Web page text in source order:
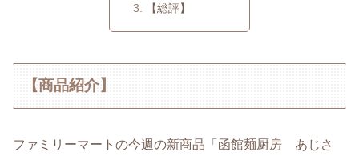
【総評】
【商品紹介】
ファミリーマートの今週の新商品「函館麺厨房 あじさ